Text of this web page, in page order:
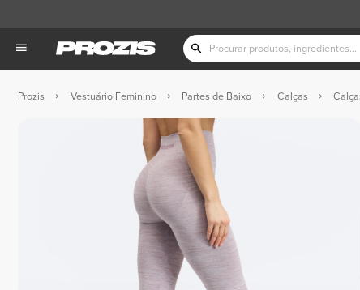
Prozis Vestuário Feminino Partes de Baixo Calças